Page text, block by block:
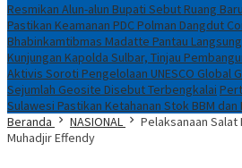
Resmikan Alun-alun Bupati Sebut Ruang
Pastikan Keamanan PDC Polman Dangdut
Bhabinkamtibmas Madatte Pantau Langsung
Kunjungan Kapolda Sulbar, Tinjau
Aktivis Soroti Pengelolaan UNESCO Global
Sejumlah Geosite Disebut Terbengkalai
Sulawesi Pastikan Ketahanan Stok BBM dan
Beranda
NASIONAL
Pelaksanaan Salat
Muhadjir Effendy